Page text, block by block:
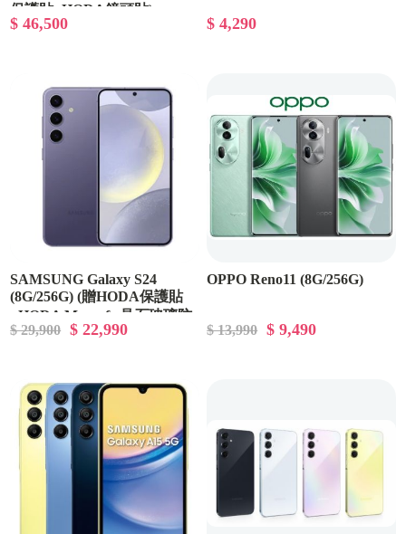
保護貼+HODA鏡頭貼)
$ 46,500 $ 4,290
SAMSUNG Galaxy S24
(8G/256G) (贈HODA保護貼
+HODA Magsafe 晶石玻璃防
摔保護殼+HODA鏡頭貼)
$ 29,900 $ 22,990
OPPO Reno11 (8G/256G)
$ 13,990 $ 9,490